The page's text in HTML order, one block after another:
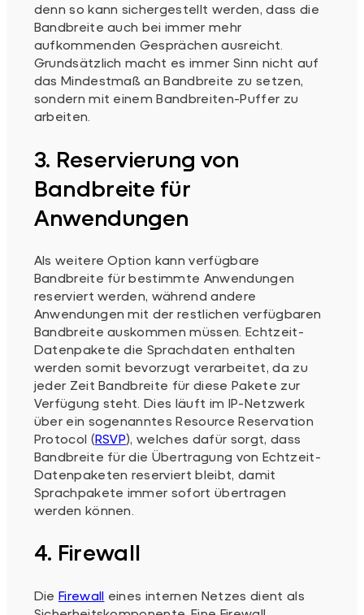
denn so kann sichergestellt werden, dass die
Bandbreite auch bei immer mehr
aufkommenden Gesprächen ausreicht.
Grundsätzlich macht es immer Sinn nicht auf
das Mindestmaß an Bandbreite zu setzen,
sondern mit einem Bandbreiten-Puffer zu
arbeiten.
3. Reservierung von
Bandbreite für
Anwendungen
Als weitere Option kann verfügbare
Bandbreite für bestimmte Anwendungen
reserviert werden, während andere
Anwendungen mit der restlichen verfügbaren
Bandbreite auskommen müssen. Echtzeit-
Datenpakete die Sprachdaten enthalten
werden somit bevorzugt verarbeitet, da zu
jeder Zeit Bandbreite für diese Pakete zur
Verfügung steht. Dies läuft im IP-Netzwerk
über ein sogenanntes Resource Reservation
Protocol (RSVP), welches dafür sorgt, dass
Bandbreite für die Übertragung von Echtzeit-
Datenpaketen reserviert bleibt, damit
Sprachpakete immer sofort übertragen
werden können.
4. Firewall
Die Firewall eines internen Netzes dient als